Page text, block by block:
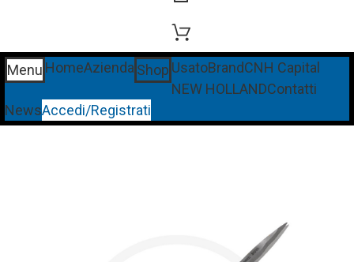
Menu HomeAzienda Shop UsatoBrandCNH Capital
NEW HOLLANDContatti
NewsAccedi/Registrati